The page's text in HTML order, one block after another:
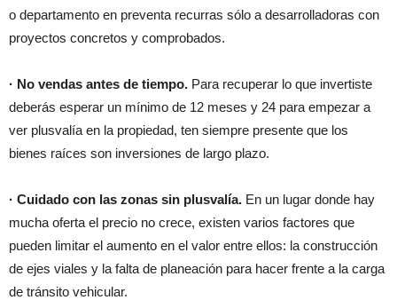
o departamento en preventa recurras sólo a desarrolladoras con
proyectos concretos y comprobados.
· No vendas antes de tiempo. Para recuperar lo que invertiste
deberás esperar un mínimo de 12 meses y 24 para empezar a
ver plusvalía en la propiedad, ten siempre presente que los
bienes raíces son inversiones de largo plazo.
· Cuidado con las zonas sin plusvalía. En un lugar donde hay
mucha oferta el precio no crece, existen varios factores que
pueden limitar el aumento en el valor entre ellos: la construcción
de ejes viales y la falta de planeación para hacer frente a la carga
de tránsito vehicular.